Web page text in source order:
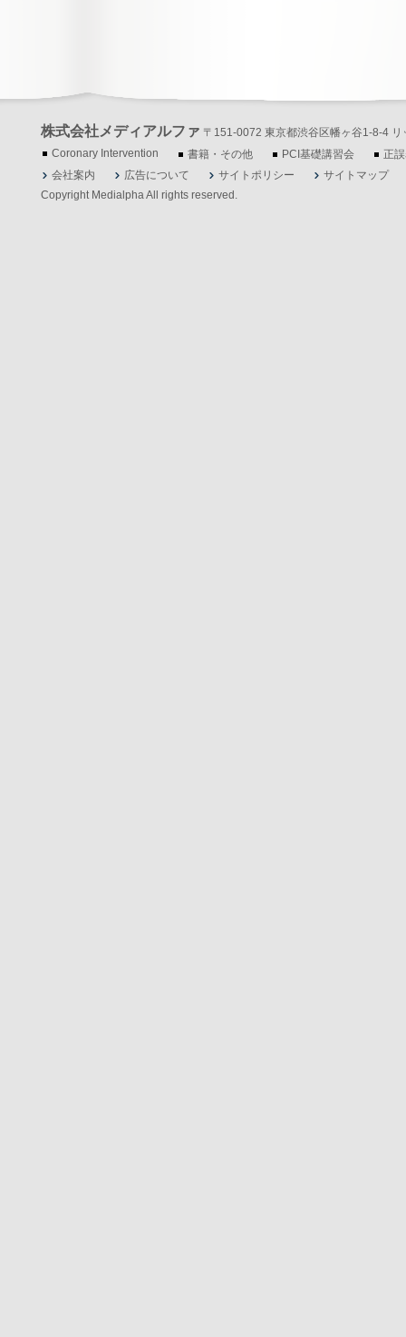
株式会社メディアルファ 〒151-0072 東京都渋谷区幡ヶ谷1-8-4
Coronary Intervention
書籍・その他 PCI基礎講習会
正
会社案内
広告について サイトポリシー
サイトマップ
Copyright Medialpha All rights reserved.